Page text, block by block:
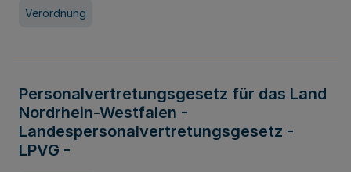
Verordnung
Personalvertretungsgesetz für das Land
Nordrhein-Westfalen -
Landespersonalvertretungsgesetz -
LPVG -